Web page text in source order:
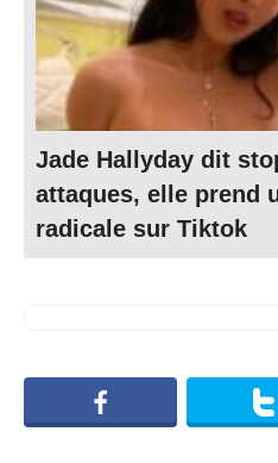
Jade Hallyday dit
attaques, elle prend
radicale sur Tiktok